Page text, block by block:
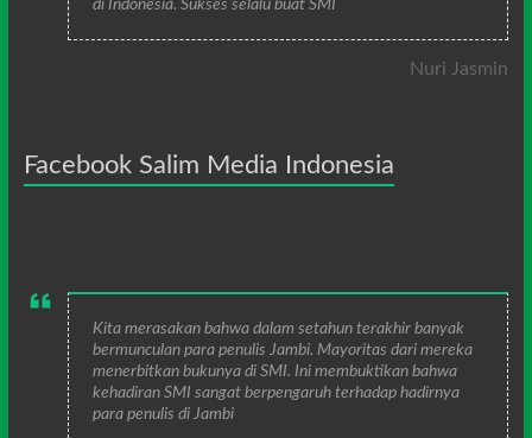
di Indonesia. Sukses selalu buat SMI
Nuri Jasmin
Facebook Salim Media Indonesia
Kita merasakan bahwa dalam setahun terakhir banyak
bermunculan para penulis Jambi. Mayoritas dari mereka
menerbitkan bukunya di SMI. Ini membuktikan bahwa
kehadiran SMI sangat berpengaruh terhadap hadirnya
para penulis di Jambi